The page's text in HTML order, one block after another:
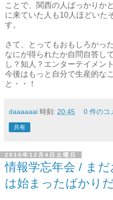
ことで、関西の人ばっかりか
に来ていた人も10人ほどいた
す。
さて、とってもおもしろかっ
なにが得られたか自問自答し
し？知人？エンターテイメン
今後はもっと自分で生産的な
と・・！
daaaaaai 時刻: 20:45 0 件のコ
共有
2010年12月4日土曜日
情報学忘年会 / ま
は始まったばかりだ